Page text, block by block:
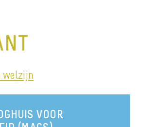
welzijn
VOOR